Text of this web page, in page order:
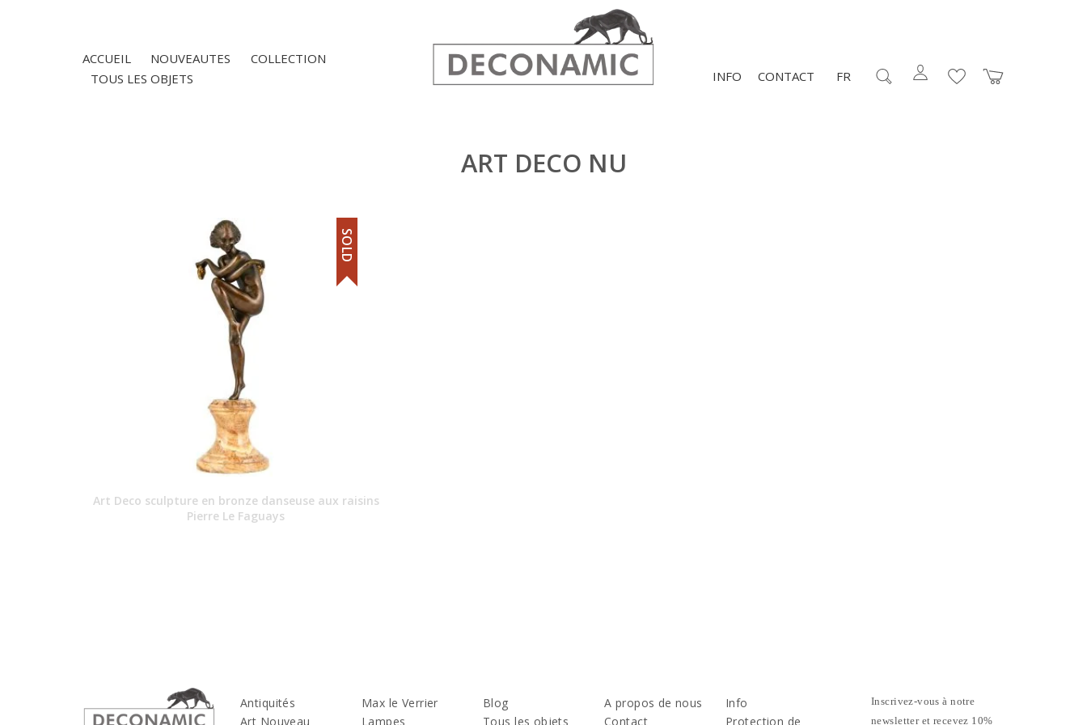
ACCUEIL NOUVEAUTES
COLLECTION
TOUS LES OBJETS
CONTACT
INFO FR
ART DECO NU
Art Deco sculpture en bronze danseuse aux raisins
Pierre Le Faguays
SOLD
Antiquités
Art Nouveau
Max le Verrier
Lampes
Blog
Tous les objets
A propos de nous
Contact
Info
Protection de
Inscrivez-vous à notre
newsletter et recevez 10%